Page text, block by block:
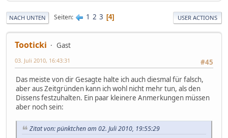
NACH UNTEN Seiten 1 2 3 4 USER ACTIONS
Tooticki
Gast
#45
03. Juli 2010, 16:43:31
Das meiste von dir Gesagte halte ich auch diesmal für falsch,
aber aus Zeitgründen kann ich wohl nicht mehr tun, als den
Dissens festzuhalten. Ein paar kleinere Anmerkungen müssen
aber noch sein:
Zitat von: pünktchen am 02. Juli 2010, 19:55:29